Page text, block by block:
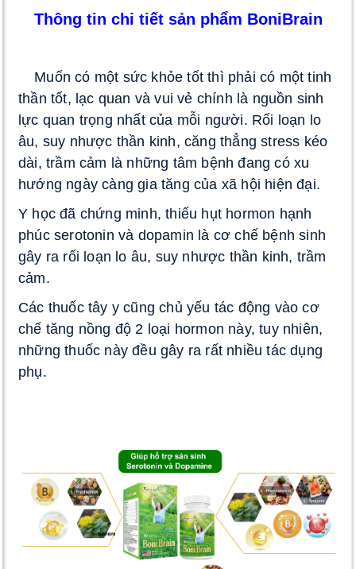
Thông tin chi tiết sản phẩm BoniBrain
Muốn có một sức khỏe tốt thì phải có một tinh
thần tốt, lạc quan và vui vẻ chính là nguồn sinh
lực quan trọng nhất của mỗi người. Rối loạn lo
âu, suy nhược thần kinh, căng thẳng stress kéo
dài, trầm cảm là những tâm bệnh đang có xu
hướng ngày càng gia tăng của xã hội hiện đại.
Y học đã chứng minh, thiếu hụt hormon hạnh
phúc serotonin và dopamin là cơ chế bệnh sinh
gây ra rối loạn lo âu, suy nhược thần kinh, trầm
cảm.
Các thuốc tây y cũng chủ yếu tác động vào cơ
chế tăng nồng độ 2 loại hormon này, tuy nhiên,
những thuốc này đều gây ra rất nhiều tác dụng
phụ.